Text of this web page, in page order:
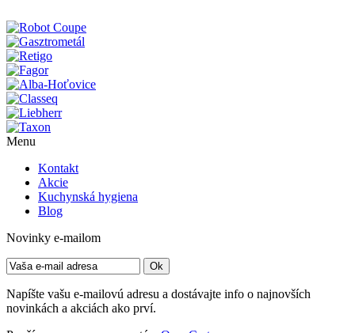
Menu
Kontakt
Akcie
Kuchynská hygiena
Blog
Novinky e-mailom
Napíšte vašu e-mailovú adresu a dostávajte info o najnovších
novinkách a akciách ako prví.